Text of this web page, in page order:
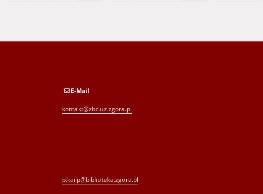
E-Mail
kontakt@zbc.uz.zgora.pl
p.karp@biblioteka.zgora.pl